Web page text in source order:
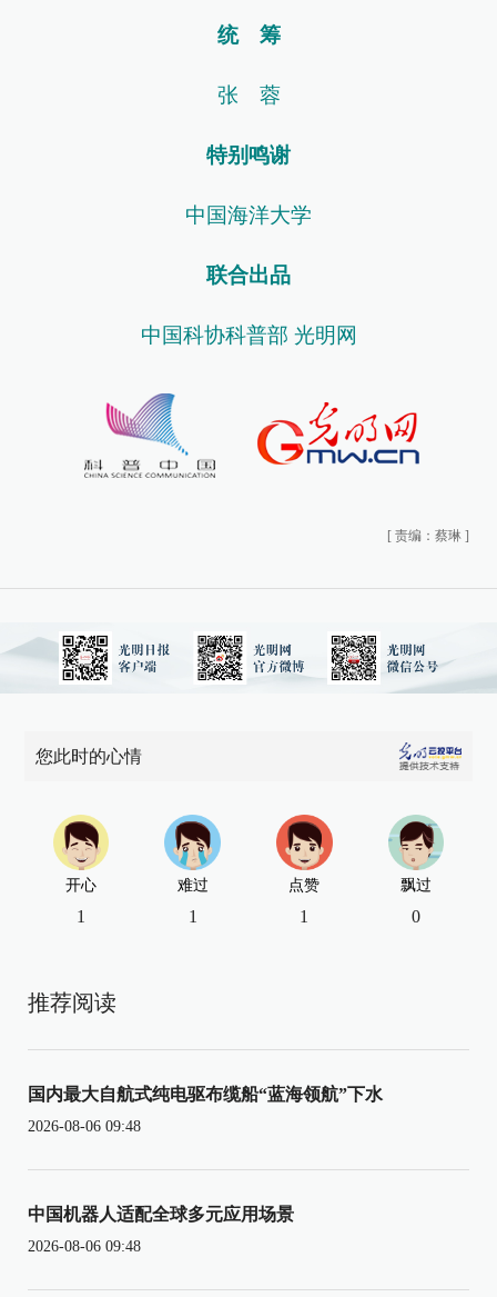
统 筹
张 蓉
特别鸣谢
中国海洋大学
联合出品
中国科协科普部 光明网
[ 责编：蔡琳 ]
您此时的心情
开心
1
难过
1
点赞
1
飘过
0
推荐阅读
国内最大自航式纯电驱布缆船“蓝海领航”下水
2026-08-06 09:48
中国机器人适配全球多元应用场景
2026-08-06 09:48